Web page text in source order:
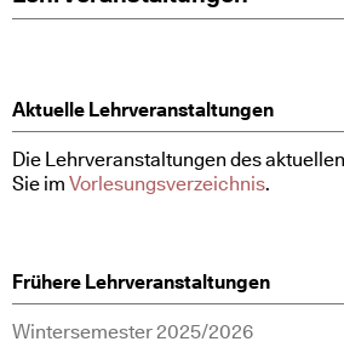
Aktuelle Lehrveranstaltungen
Die Lehrveranstaltungen des
Sie imVorlesungsverzeichnis.
Frühere Lehrveranstaltungen
Wintersemester 2025/2026